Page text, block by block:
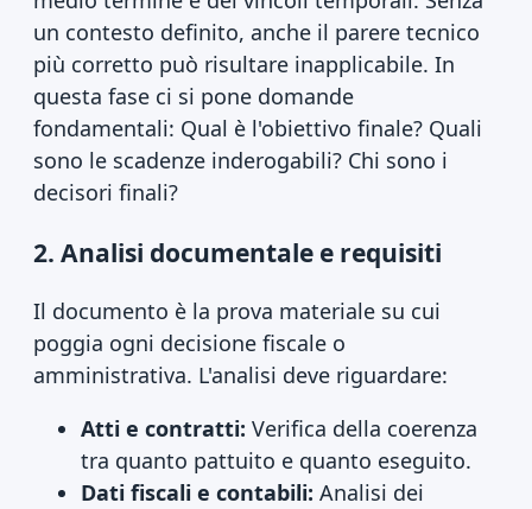
un contesto definito, anche il parere tecnico
più corretto può risultare inapplicabile. In
questa fase ci si pone domande
fondamentali: Qual è l'obiettivo finale? Quali
sono le scadenze inderogabili? Chi sono i
decisori finali?
2. Analisi documentale e requisiti
Il documento è la prova materiale su cui
poggia ogni decisione fiscale o
amministrativa. L'analisi deve riguardare:
Atti e contratti: Verifica della coerenza
tra quanto pattuito e quanto eseguito.
Dati fiscali e contabili: Analisi dei